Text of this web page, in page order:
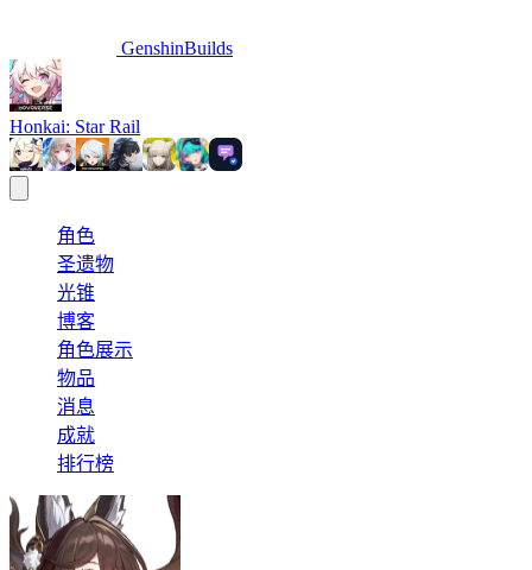
GenshinBuilds
Honkai: Star Rail
角色
圣遗物
光锥
博客
角色展示
物品
消息
成就
排行榜